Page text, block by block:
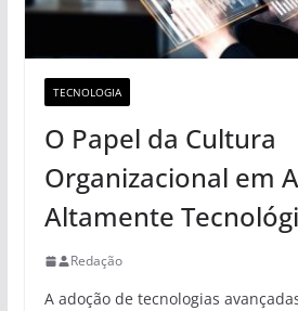
TECNOLOGIA
O Papel da Cultura
Organizacional em
Altamente
Redação
A adoção de tecnologias